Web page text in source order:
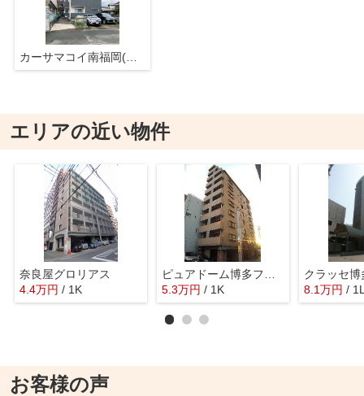
カーサマコイ南福岡(カーサマコイミナミフクオカ)
エリアの近い物件
奈良屋グロリアス
4.4万円 / 1K
ピュアドーム博多ファインビュー
5.3万円 / 1K
クラッセ博
8.1万円 /
お客様の声